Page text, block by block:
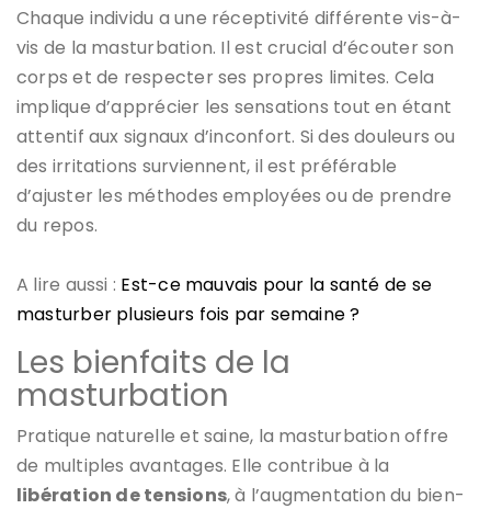
Chaque individu a une réceptivité différente vis-à-
vis de la masturbation. Il est crucial d’écouter son
corps et de respecter ses propres limites. Cela
implique d’apprécier les sensations tout en étant
attentif aux signaux d’inconfort. Si des douleurs ou
des irritations surviennent, il est préférable
d’ajuster les méthodes employées ou de prendre
du repos.
A lire aussi : Est-ce mauvais pour la santé de se
masturber plusieurs fois par semaine ?
Les bienfaits de la
masturbation
Pratique naturelle et saine, la masturbation offre
de multiples avantages. Elle contribue à la
libération de tensions, à l’augmentation du bien-